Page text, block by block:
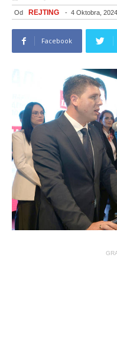
Od REJTING - 4 Oktobra,
Facebook